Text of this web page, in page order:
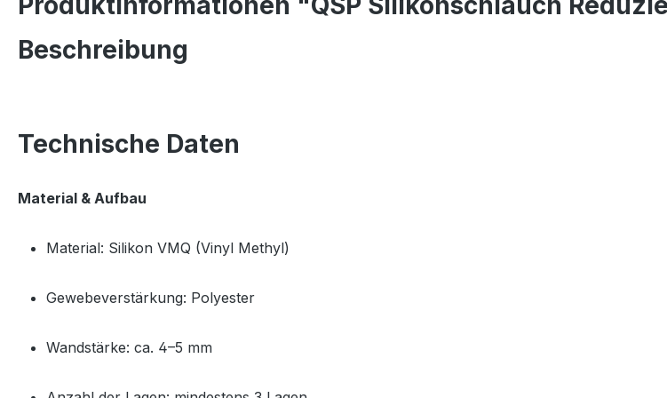
Beschreibung
Technische Daten
Material & Aufbau
Material: Silikon VMQ (Vinyl Methyl)
Gewebeverstärkung: Polyester
Wandstärke: ca. 4–5 mm